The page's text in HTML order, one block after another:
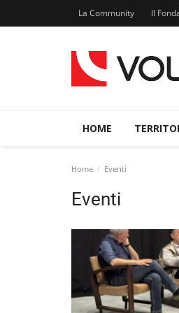
La Community Il
HOME
Home Eventi
Eventi